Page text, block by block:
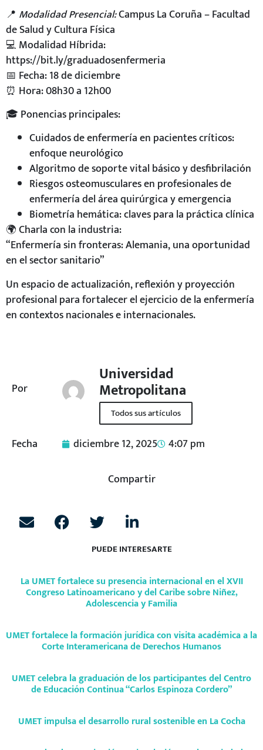
Por
Universidad
Metropolitana
Todos sus artículos
Fecha diciembre 12, 2025 4:07 pm
Compartir
PUEDE INTERESARTE
La UMET fortalece su presencia internacional en el XVII
Congreso Latinoamericano y del Caribe sobre Niñez,
Adolescencia y Familia
UMET fortalece la formación jurídica con visita académica a la
Corte Interamericana de Derechos Humanos
UMET celebra la graduación de los participantes del Centro
de Educación Continua “Carlos Espinoza Cordero”
UMET impulsa el desarrollo rural sostenible en La Cocha
📍 Modalidad Presencial:Campus La Coruña – Facultad
de Salud y Cultura Física
💻 Modalidad Híbrida:
https://bit.ly/graduadosenfermeria
📅 Fecha: 18 de diciembre
⏰ Hora: 08h30 a 12h00
🎓 Ponencias principales:
Cuidados de enfermería en pacientes críticos:
enfoque neurológico
Algoritmo de soporte vital básico y desfibrilación
Riesgos osteomusculares en profesionales de
enfermería del área quirúrgica y emergencia
Biometría hemática: claves para la práctica clínica
🌍 Charla con la industria:
“Enfermería sin fronteras: Alemania, una oportunidad
en el sector sanitario”
Un espacio de actualización, reflexión y proyección
profesional para fortalecer el ejercicio de la enfermería
en contextos nacionales e internacionales.